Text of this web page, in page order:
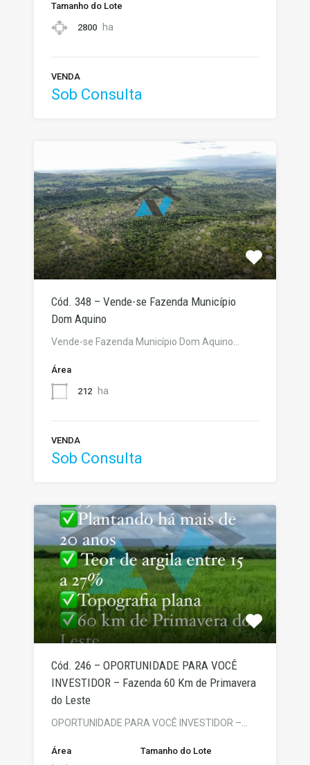
Tamanho do Lote
2800 ha
VENDA
Sob Consulta
Cód. 348 – Vende-se Fazenda Município
Dom Aquino
Vende-se Fazenda Município Dom Aquino…
Área
212 ha
VENDA
Sob Consulta
Cód. 246 – OPORTUNIDADE PARA VOCÊ
INVESTIDOR – Fazenda 60 Km de Primavera
do Leste
OPORTUNIDADE PARA VOCÊ INVESTIDOR –…
Área Tamanho do Lote